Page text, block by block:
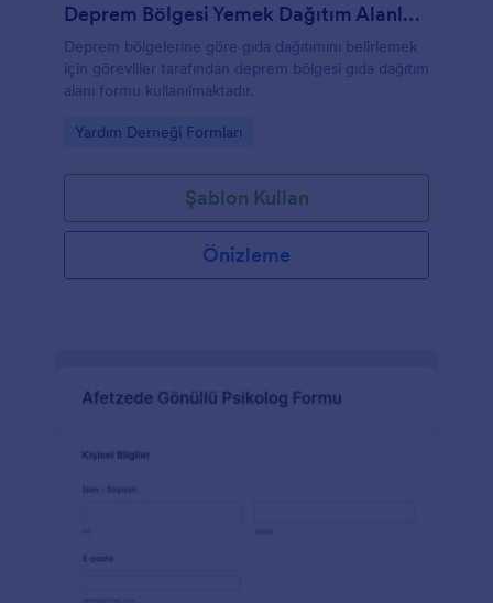
Deprem Bölgesi Yemek Dağıtım Alanları Bilgi Formu
Deprem bölgelerine göre gıda dağıtımını belirlemek
için görevliler tarafından deprem bölgesi gıda dağıtım
alanı formu kullanılmaktadır.
Go to Category:
Yardım Derneği Formları
Şablon Kullan
Önizleme